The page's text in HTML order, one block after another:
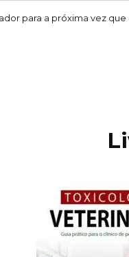
para a próxima vez que